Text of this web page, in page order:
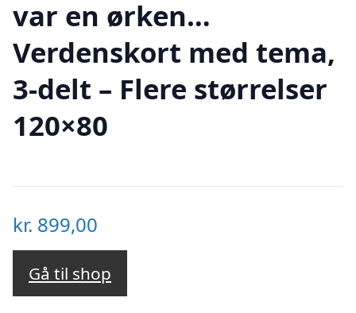
var en ørken…
Verdenskort med tema,
3-delt – Flere størrelser
120×80
kr. 899,00
Gå til shop